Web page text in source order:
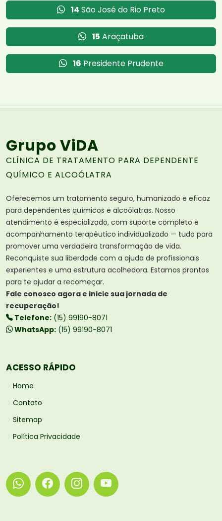
14 São José do Rio Preto
15 Araçatuba
16 Presidente Prudente
Grupo ViDA
CLÍNICA DE TRATAMENTO PARA DEPENDENTE
QUÍMICO E ALCOÓLATRA
Oferecemos um tratamento seguro, humanizado e eficaz
para dependentes químicos e alcoólatras. Nosso
atendimento é especializado, com suporte completo e
acompanhamento terapêutico individualizado — tudo para
promover uma verdadeira transformação de vida.
Reconquiste sua liberdade com a ajuda de profissionais
experientes e uma estrutura acolhedora. Estamos prontos
para te ajudar a recomeçar.
Fale conosco agora e inicie sua jornada de
recuperação!
Telefone: (15) 99190-8071
WhatsApp: (15) 99190-8071
ACESSO RÁPIDO
Home
Contato
Sitemap
Política Privacidade